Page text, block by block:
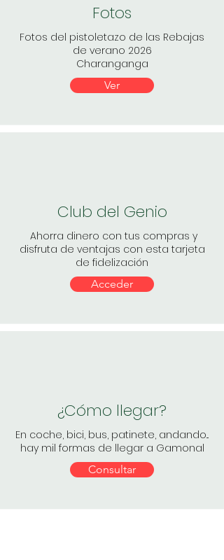
Fotos
Fotos del pistoletazo de las Rebajas
de verano 2026
Charanganga
Ver
Club del Genio
Ahorra dinero con tus compras y
disfruta de ventajas con esta tarjeta
de fidelización
Acceder
¿Cómo llegar?
En coche, bici, bus, patinete, andando...
hay mil formas de llegar a Gamonal
Consultar